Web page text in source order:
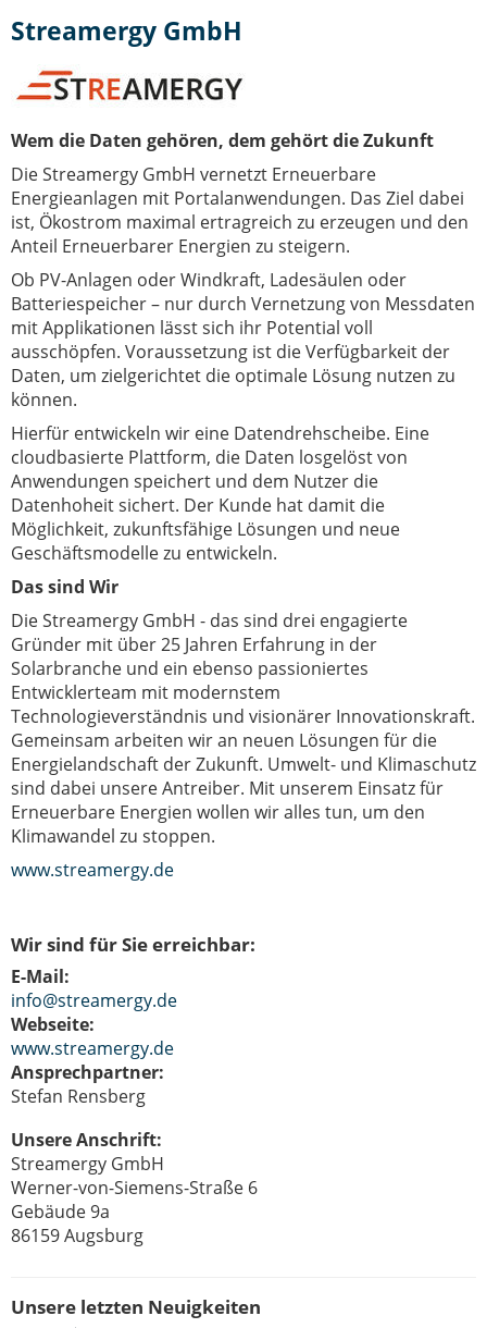
Start-Up Augsburg
Streamergy GmbH
Wem die Daten gehören, dem gehört die Zukunft
Die Streamergy GmbH vernetzt Erneuerbare
Energieanlagen mit Portalanwendungen. Das Ziel dabei
ist, Ökostrom maximal ertragreich zu erzeugen und den
Anteil Erneuerbarer Energien zu steigern.
Ob PV-Anlagen oder Windkraft, Ladesäulen oder
Batteriespeicher – nur durch Vernetzung von Messdaten
mit Applikationen lässt sich ihr Potential voll
ausschöpfen. Voraussetzung ist die Verfügbarkeit der
Daten, um zielgerichtet die optimale Lösung nutzen zu
können.
Hierfür entwickeln wir eine Datendrehscheibe. Eine
cloudbasierte Plattform, die Daten losgelöst von
Anwendungen speichert und dem Nutzer die
Datenhoheit sichert. Der Kunde hat damit die
Möglichkeit, zukunftsfähige Lösungen und neue
Geschäftsmodelle zu entwickeln.
Das sind Wir
Die Streamergy GmbH - das sind drei engagierte
Gründer mit über 25 Jahren Erfahrung in der
Solarbranche und ein ebenso passioniertes
Entwicklerteam mit modernstem
Technologieverständnis und visionärer Innovationskraft.
Gemeinsam arbeiten wir an neuen Lösungen für die
Energielandschaft der Zukunft. Umwelt- und Klimaschutz
sind dabei unsere Antreiber. Mit unserem Einsatz für
Erneuerbare Energien wollen wir alles tun, um den
Klimawandel zu stoppen.
www.streamergy.de
Wir sind für Sie erreichbar:
E-Mail:
info@streamergy.de
Webseite:
www.streamergy.de
Ansprechpartner:
Stefan Rensberg
Unsere Anschrift:
Streamergy GmbH
Werner-von-Siemens-Straße 6
Gebäude 9a
86159 Augsburg
Unsere letzten Neuigkeiten